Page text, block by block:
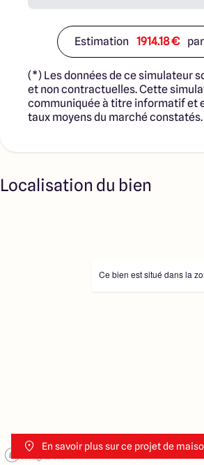
notre site Internet. Visuel
totalement adaptable à vos envies et
personnalisable grâce à de
finition. Nous consulter pour plus
affiché comprend le coût du terrain et
hors frais de notaire et taxes. Les
constructibles sont sélectionnées
partenaires fonciers selon
de publicité en vue de construire une
cadre de la loi du 19/12/1990. Ces
immobilière, soit des particuliers. Les
sélectionnés sont disponibles à la date
Estimation 1914.18 €
(*) Les données de ce simulateur
et non contractuelles. Cette
communiquée à titre informatif et
taux moyens du marché constatés.
Localisation du bien
En savoir plus sur ce projet de
Ce bien est situé dans la